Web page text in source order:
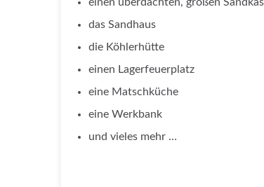
einen überdachten, großen
das Sandhaus
die Köhlerhütte
einen Lagerfeuerplatz
eine Matschküche
eine Werkbank
und vieles mehr …